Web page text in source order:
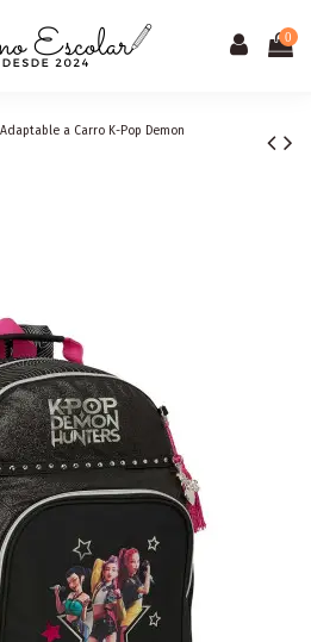
0
a Carro K-Pop Demon